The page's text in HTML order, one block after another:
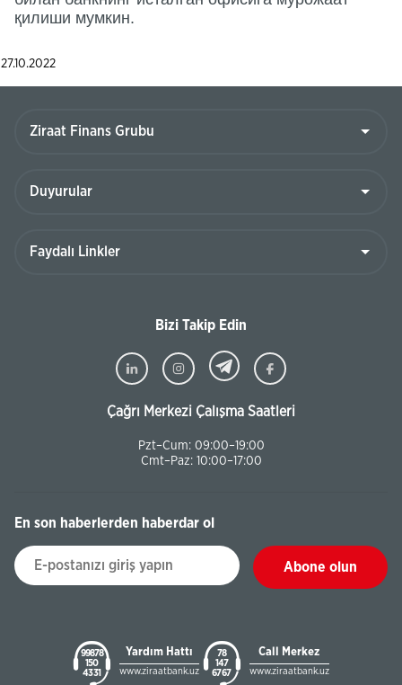
қилиши мумкин.
27.10.2022
Bizi Takip Edin
Çağrı Merkezi Çalışma Saatleri
Pzt–Cum: 09:00–19:00
Cmt–Paz: 10:00–17:00
En son haberlerden haberdar ol
Abone olun
99878
150
43 31
Yardım Hattı
www.ziraatbank.uz
78
147
67 67
Call Merkez
www.ziraatbank.uz